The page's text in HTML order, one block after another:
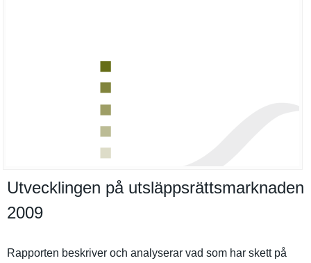
Utvecklingen på utsläppsrättsmarknaden
2009
Rapporten beskriver och analyserar vad som har skett på